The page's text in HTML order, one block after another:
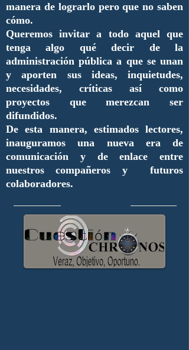
manera de lograrlo pero que no saben
cómo.
Queremos invitar a todo aquel que
tenga algo qué decir de la
administración pública a que se unan
y aporten sus ideas, inquietudes,
necesidades, críticas así como
proyectos que merezcan ser
difundidos.
De esta manera, estimados lectores,
inauguramos una nueva era de
comunicación y de enlace entre
nuestros compañeros y futuros
colaboradores.